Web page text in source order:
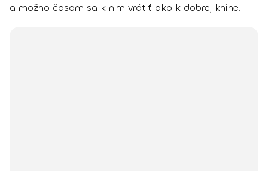
a možno časom sa k nim vrátiť ako k dobrej knihe.